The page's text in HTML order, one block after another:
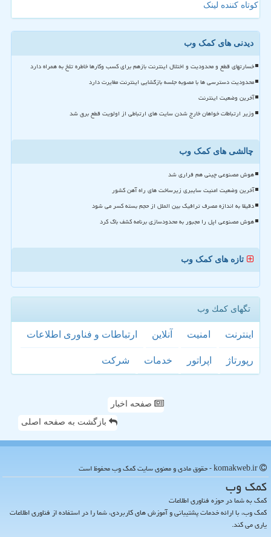
کوتاه کننده لینک
دیدنی های کمک وب
خسارتهای قطع و محدودیت و اختلال اینترنت بازهم برای کسب وکارها خاطره تلخ به همراه دارد
محدودیت دسترسی ها با مصوبه جلسه بازگشایی اینترنت مغایرت دارد
آخرین وضعیت اینترنت
وزیر ارتباطات خواهان خارج شدن سایت های ارتباطی از اولویت قطع برق شد
چالشی های کمک وب
هوش مصنوعی چینی هم فراری شد
آخرین وضعیت امنیت سایبری زیرساخت های راه آهن کشور
دقیقا به اندازه مصرف ترافیک بین الملل از حجم بسته کسر می شود
هوش مصنوعی اپل را مجبور به محدودسازی برنامه کشف باگ کرد
تازه های کمک وب
تگهای كمك وب
اینترنت امنیت آنلاین ارتباطات و فناوری اطلاعات
رپورتاژ اپراتور خدمات شركت
صفحه اخبار
بازگشت به صفحه اصلی
كمك وب
کمک به شما در حوزه فناوری اطلاعات
کمک وب، با ارائه خدمات پشتیبانی و آموزش های کاربردی، شما را در استفاده از فناوری اطلاعات
یاری می کند.